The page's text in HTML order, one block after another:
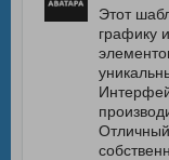
Этот
графику